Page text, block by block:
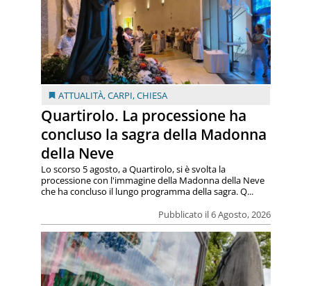
ATTUALITÀ,CARPI,CHIESA
Quartirolo. La processione ha
concluso la sagra della Madonna
della Neve
Pubblicato il 6 Agosto, 2026
Lo scorso 5 agosto, a Quartirolo, si è svolta la
processione con l'immagine della Madonna della Neve
che ha concluso il lungo programma della sagra. Q...